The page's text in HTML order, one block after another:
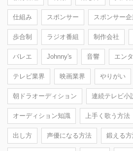
仕組み スポンサー スポンサー企
歩合制 ラジオ番組 制作会社
バレエ Johnny's 音響 エン
テレビ業界 映画業界 やりがい
朝ドラオーディション 連続テレビ小
オーディション知識 上手く歌う方法
出し方 声優になる方法 鍛える